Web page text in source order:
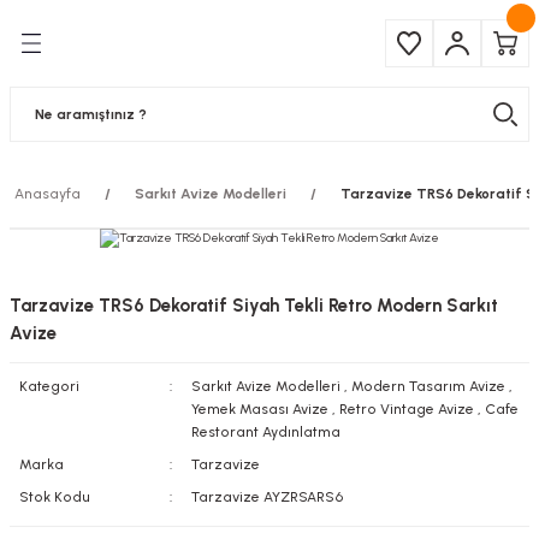
Anasayfa Sarkıt Avize Modelleri Tarzavize TRS6 Dekoratif
Tarzavize TRS6 Dekoratif Siyah Tekli Retro Modern Sarkıt
Avize
Kategori Sarkıt Avize Modelleri , Modern Tasarım Avize ,
Yemek Masası Avize , Retro Vintage Avize , Cafe
Restorant Aydınlatma
Marka
Tarzavize
Stok Kodu
Tarzavize AYZRSARS6